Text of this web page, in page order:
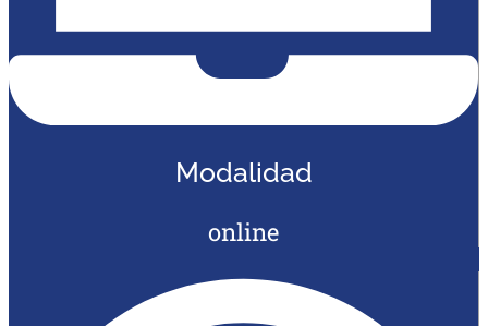
Modalidad
online